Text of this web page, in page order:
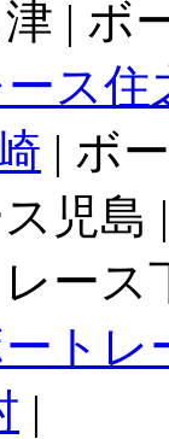
| ボ
ス住
| ボ
児島
ー
トレ
|